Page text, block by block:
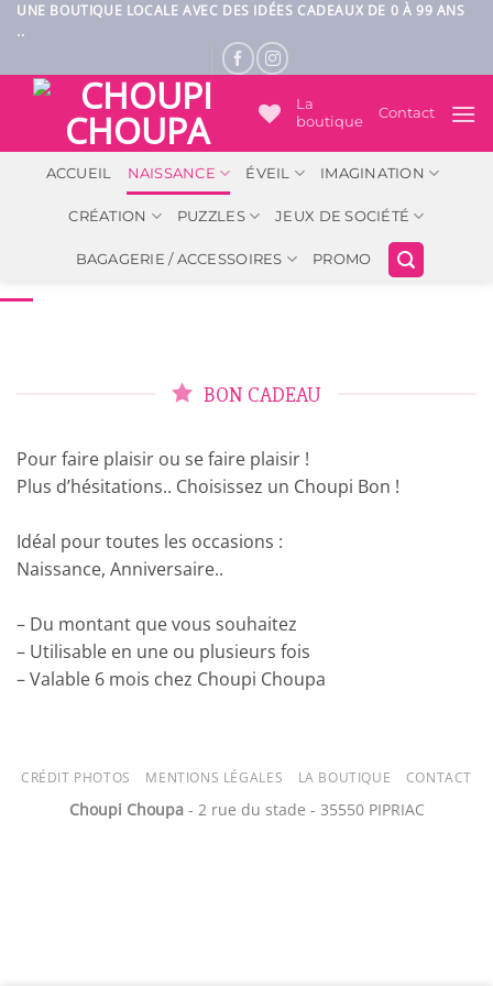
Passer
au
UNE BOUTIQUE LOCALE AVEC DES IDÉES CADEAUX DE 0 À 99 ANS
..
La
boutique
Contact
ACCUEIL NAISSANCE ÉVEIL IMAGINATION
CRÉATION PUZZLES JEUX DE SOCIÉTÉ
BAGAGERIE / ACCESSOIRES PROMO
BON CADEAU
Pour faire plaisir ou se faire plaisir !
Plus d’hésitations.. Choisissez un Choupi Bon !
Idéal pour toutes les occasions :
Naissance, Anniversaire..
– Du montant que vous souhaitez
– Utilisable en une ou plusieurs fois
– Valable 6 mois chez Choupi Choupa
CRÉDIT PHOTOS MENTIONS LÉGALES LA BOUTIQUE CONTACT
Choupi Choupa- 2 rue du stade - 35550 PIPRIAC